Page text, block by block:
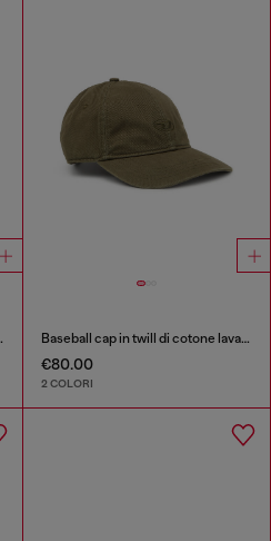
ricamato Baseball cap in twill di cotone lavato
€80.00
2 COLORI